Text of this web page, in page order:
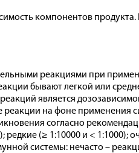
компонентов
реакциями при
бывают легкой или
является
на фоне применения
согласно
редкие (≥ 1:10000 и < 1:1000);
системы: нечасто –